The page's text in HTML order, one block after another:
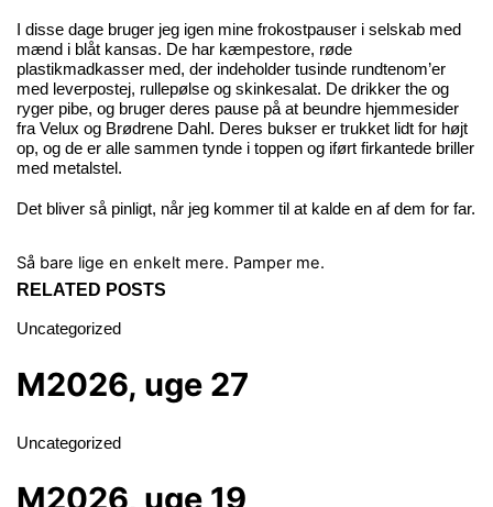
I disse dage bruger jeg igen mine frokostpauser i selskab med
mænd i blåt kansas. De har kæmpestore, røde
plastikmadkasser med, der indeholder tusinde rundtenom’er
med leverpostej, rullepølse og skinkesalat. De drikker the og
ryger pibe, og bruger deres pause på at beundre hjemmesider
fra Velux og Brødrene Dahl. Deres bukser er trukket lidt for højt
op, og de er alle sammen tynde i toppen og iført firkantede briller
med metalstel.
Det bliver så pinligt, når jeg kommer til at kalde en af dem for far.
Så bare lige en enkelt mere. Pamper me.
RELATED POSTS
Uncategorized
M2026, uge 27
Uncategorized
M2026, uge 19